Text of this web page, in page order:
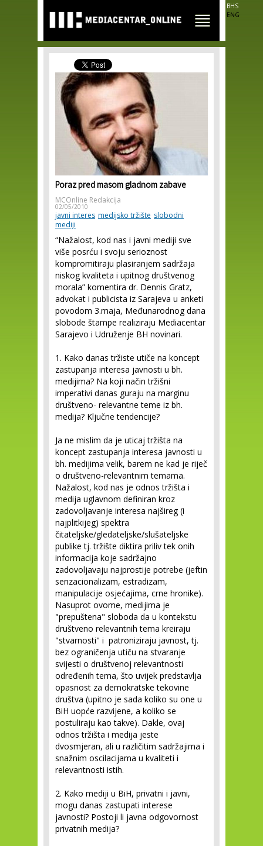
main
content
BHS
ENG
Poraz pred masom gladnom zabave
MCOnline Redakcija
02/05/2010
javni interes medijsko tržište slobodni
mediji
“Nažalost, kod nas i javni mediji sve
više posrću i svoju serioznost
kompromitiraju plasiranjem sadržaja
niskog kvaliteta i upitnog društvenog
morala” komentira dr. Dennis Gratz,
advokat i publicista iz Sarajeva u anketi
povodom 3.maja, Međunarodnog dana
slobode štampe realiziraju Mediacentar
Sarajevo i Udruženje BH novinari.
1. Kako danas tržiste utiče na koncept
zastupanja interesa javnosti u bh.
medijima? Na koji način tržišni
imperativi danas guraju na marginu
društveno- relevantne teme iz bh.
medija? Ključne tendencije?
Ja ne mislim da je uticaj tržišta na
koncept zastupanja interesa javnosti u
bh. medijima velik, barem ne kad je riječ
o društveno-relevantnim temama.
Nažalost, kod nas je odnos tržišta i
medija uglavnom definiran kroz
zadovoljavanje interesa najšireg (i
najplitkijeg) spektra
čitateljske/gledateljske/slušateljske
publike tj. tržište diktira priliv tek onih
informacija koje sadržajno
zadovoljavaju najprostije potrebe (jeftin
senzacionalizam, estradizam,
manipulacije osjećajima, crne hronike).
Nasuprot ovome, medijima je
"prepuštena" sloboda da u kontekstu
društveno relevantnih tema kreiraju
"stvarnosti" i patroniziraju javnost, tj.
bez ograničenja utiču na stvaranje
svijesti o društvenoj relevantnosti
određenih tema, što uvijek predstavlja
opasnost za demokratske tekovine
društva (upitno je sada koliko su one u
BiH uopće razvijene, a koliko se
postuliraju kao takve). Dakle, ovaj
odnos tržišta i medija jeste
dvosmjeran, ali u različitim sadržajima i
snažnim oscilacijama u kvaliteti i
relevantnosti istih.
2. Kako mediji u BiH, privatni i javni,
mogu danas zastupati interese
javnosti? Postoji li javna odgovornost
privatnih medija?